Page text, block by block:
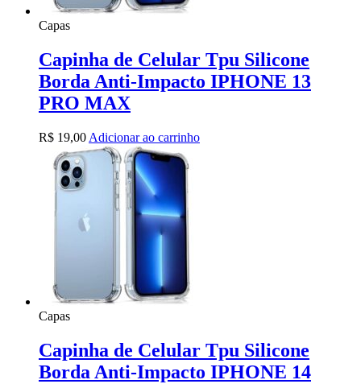
Capas
Capinha de Celular Tpu Silicone
Borda Anti-Impacto IPHONE 13
PRO MAX
R$ 19,00 Adicionar ao carrinho
Capas
Capinha de Celular Tpu Silicone
Borda Anti-Impacto IPHONE 14